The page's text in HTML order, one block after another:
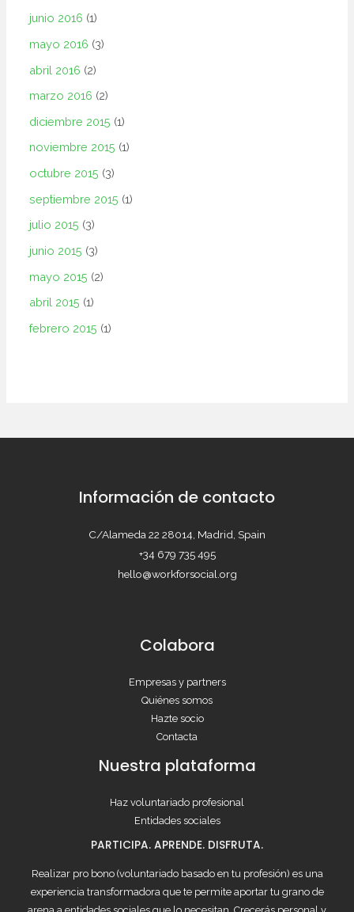
junio 2016 (1)
mayo 2016 (3)
abril 2016 (2)
marzo 2016 (2)
diciembre 2015 (1)
noviembre 2015 (1)
octubre 2015 (3)
septiembre 2015 (1)
julio 2015 (3)
junio 2015 (3)
mayo 2015 (2)
abril 2015 (1)
febrero 2015 (1)
Información de contacto
C/Alameda 22 28014, Madrid, Spain
+34 679 735 495
hello@workforsocial.org
Colabora
Empresas y partners
Quiénes somos
Hazte socio
Contacta
Nuestra plataforma
Haz voluntariado profesional
Entidades sociales
PARTICIPA. APRENDE. DISFRUTA.
Realizar pro bono (voluntariado basado en tu profesión) es una
experiencia transformadora que te permite aportar tu grano de